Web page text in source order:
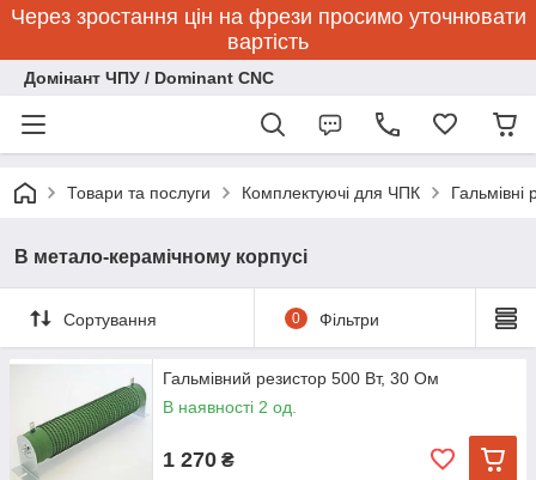
Через зростання цін на фрези просимо уточнювати
вартість
Домінант ЧПУ / Dominant CNC
Товари та послуги Комплектуючі для ЧПК Гальмівні
В метало-керамічному корпусі
Сортування 0 Фільтри
Гальмівний резистор 500 Вт, 30 Ом
В наявності 2 од.
1 270 ₴